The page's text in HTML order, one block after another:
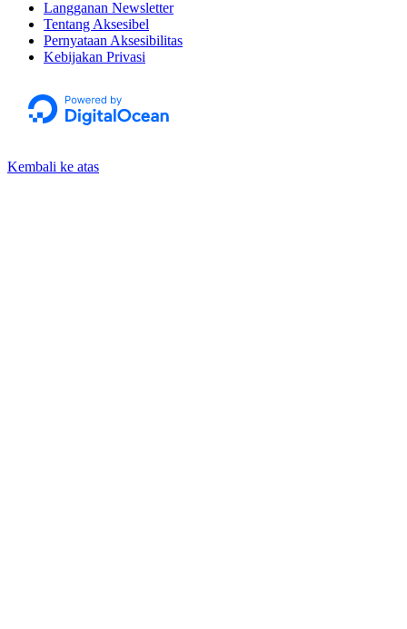
Langganan Newsletter
Tentang Aksesibel
Pernyataan Aksesibilitas
Kebijakan Privasi
Kembali ke atas